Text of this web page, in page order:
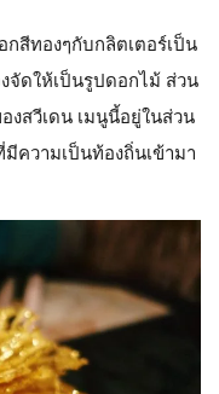
สีทองๆกับกลิตเตอร์เป็น
จัดให้เป็นรูปดอกไม้ ส่วน
สวีเดน เมนูนี้อยู่ในส่วน
ความเป็นท้องถิ่นเข้ามา